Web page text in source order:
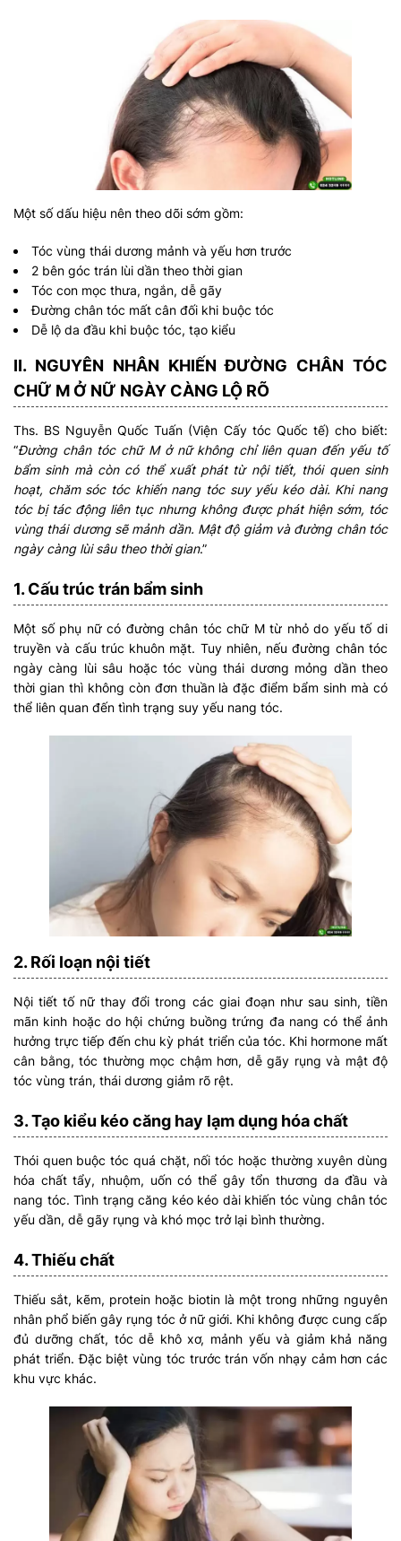
Một số dấu hiệu nên theo dõi sớm gồm:
Tóc vùng thái dương mảnh và yếu hơn trước
2 bên góc trán lùi dần theo thời gian
Tóc con mọc thưa, ngắn, dễ gãy
Đường chân tóc mất cân đối khi buộc tóc
Dễ lộ da đầu khi buộc tóc, tạo kiểu
II. NGUYÊN NHÂN KHIẾN ĐƯỜNG CHÂN TÓC
CHỮ M Ở NỮ NGÀY CÀNG LỘ RÕ
Ths. BS Nguyễn Quốc Tuấn (Viện Cấy tóc Quốc tế) cho biết:
“Đường chân tóc chữ M ở nữ không chỉ liên quan đến yếu tố
bẩm sinh mà còn có thể xuất phát từ nội tiết, thói quen sinh
hoạt, chăm sóc tóc khiến nang tóc suy yếu kéo dài. Khi nang
tóc bị tác động liên tục nhưng không được phát hiện sớm, tóc
vùng thái dương sẽ mảnh dần. Mật độ giảm và đường chân tóc
ngày càng lùi sâu theo thời gian.”
1. Cấu trúc trán bẩm sinh
Một số phụ nữ có đường chân tóc chữ M từ nhỏ do yếu tố di
truyền và cấu trúc khuôn mặt. Tuy nhiên, nếu đường chân tóc
ngày càng lùi sâu hoặc tóc vùng thái dương mỏng dần theo
thời gian thì không còn đơn thuần là đặc điểm bẩm sinh mà có
thể liên quan đến tình trạng suy yếu nang tóc.
2. Rối loạn nội tiết
Nội tiết tố nữ thay đổi trong các giai đoạn như sau sinh, tiền
mãn kinh hoặc do hội chứng buồng trứng đa nang có thể ảnh
hưởng trực tiếp đến chu kỳ phát triển của tóc. Khi hormone mất
cân bằng, tóc thường mọc chậm hơn, dễ gãy rụng và mật độ
tóc vùng trán, thái dương giảm rõ rệt.
3. Tạo kiểu kéo căng hay lạm dụng hóa chất
Thói quen buộc tóc quá chặt, nối tóc hoặc thường xuyên dùng
hóa chất tẩy, nhuộm, uốn có thể gây tổn thương da đầu và
nang tóc. Tình trạng căng kéo kéo dài khiến tóc vùng chân tóc
yếu dần, dễ gãy rụng và khó mọc trở lại bình thường.
4. Thiếu chất
Thiếu sắt, kẽm, protein hoặc biotin là một trong những nguyên
nhân phổ biến gây rụng tóc ở nữ giới. Khi không được cung cấp
đủ dưỡng chất, tóc dễ khô xơ, mảnh yếu và giảm khả năng
phát triển. Đặc biệt vùng tóc trước trán vốn nhạy cảm hơn các
khu vực khác.